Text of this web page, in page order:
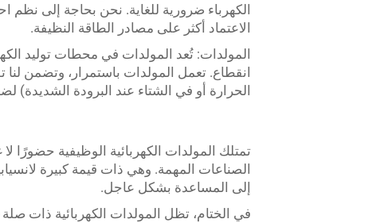
الكهرباء ضرورية للغاية. نحن بحاجة إلى نظم
الاعتماد أكثر على مصادر الطاقة النظيفة.
المولدات: تُعد المولدات في محطات توليد
انقطاع. تعمل المولدات باستمرار، وتضمن
الحرارة أو في الشتاء عند البرودة الشديدة)
تمتلك المولدات الكهربائية الوظيفية
الصناعات المهمة. وهي ذات قيمة كبيرة
إلى المساعدة بشكل عاجل.